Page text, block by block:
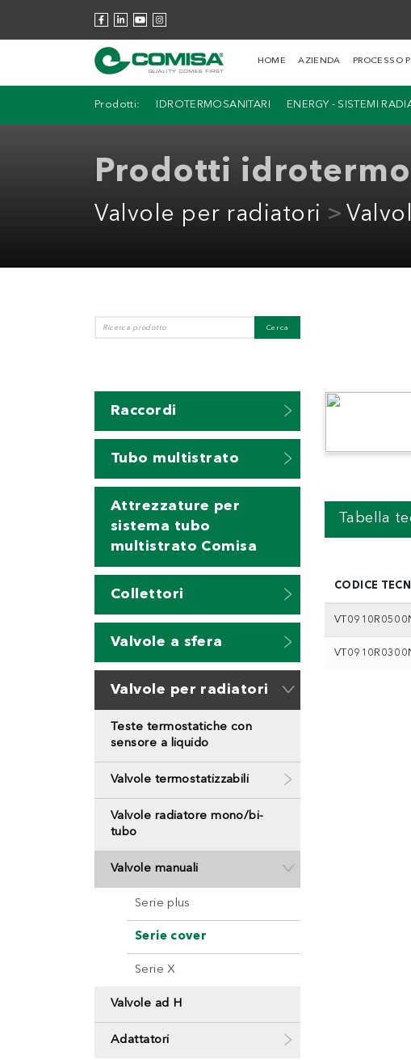
HOME AZIENDA PROCESSO
Prodotti: IDROTERMOSANITARI ENERGY - SISTEMI
Prodotti
Valvole per radiatori
Raccordi
Tubo multistrato
Attrezzature per
sistema tubo
multistrato Comisa
Collettori
Valvole a sfera
Valvole per radiatori
Teste termostatiche con
sensore a liquido
Valvole termostatizzabili
Valvole radiatore mono/bi-
tubo
Valvole manuali
Serie plus
Serie cover
Serie X
Valvole ad H
Adattatori
Tabella
CODICE